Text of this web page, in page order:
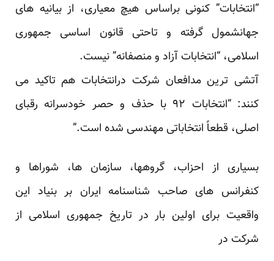
“انتخابات” کنونی براساس هیچ معیاری، از بیانیه های
جهانشمول گرفته و تاحتی قانون اساسی جمهوری
اسلامی، “انتخابات آزاد و منصفانه” نیست.
آتشی ترین مدافعان شرکت درانتخابات هم تاکید می
کنند: “انتخابات ۹۲ با حذف و حصر خودسرانه‌ رقبای
اصلی، قطعاً انتخاباتی مهندسی شده است.”
بسیاری از احزاب، گروهها، سازمان ها، شوراها و
کنفرانس های صاحب شناسنامه ایران بر بنیاد این
واقعیت برای اولین بار در تاریخ جمهوری اسلامی از
شرکت در